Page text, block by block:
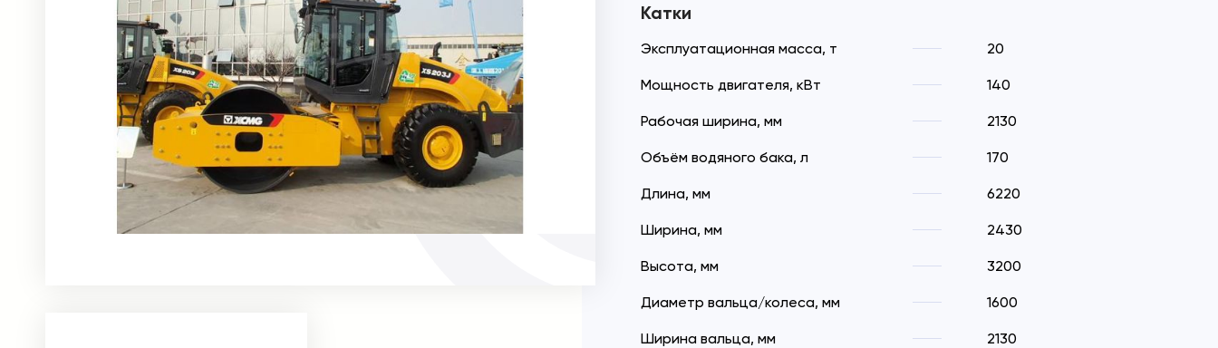
Катки
Эксплуатационная масса, т 20
Мощность двигателя, кВт 140
Рабочая ширина, мм 2130
Объём водяного бака, л 170
Длина, мм 6220
Ширина, мм 2430
Высота, мм 3200
Диаметр вальца/колеса, мм 1600
Ширина вальца, мм 2130